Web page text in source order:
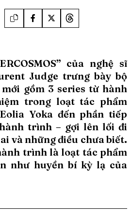
của nghệ sĩ
Judge trưng bày bộ
gồm 3 series từ hành
trong loạt tác phẩm
Yoka đến phần tiếp
trình – gợi lên lối đi
và những điều chưa biết.
trình là loạt tác phẩm
như huyền bí kỳ lạ của